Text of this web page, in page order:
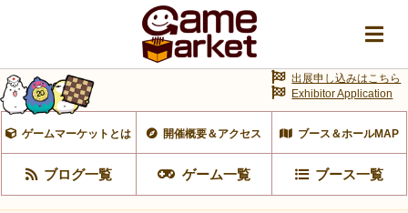
ゲームマーケットとは 開催概要＆アクセス ブース＆ホールMAP
ブログ一覧 ゲーム一覧 ブース一覧
出展申し込みはこちら
Exhibitor Application